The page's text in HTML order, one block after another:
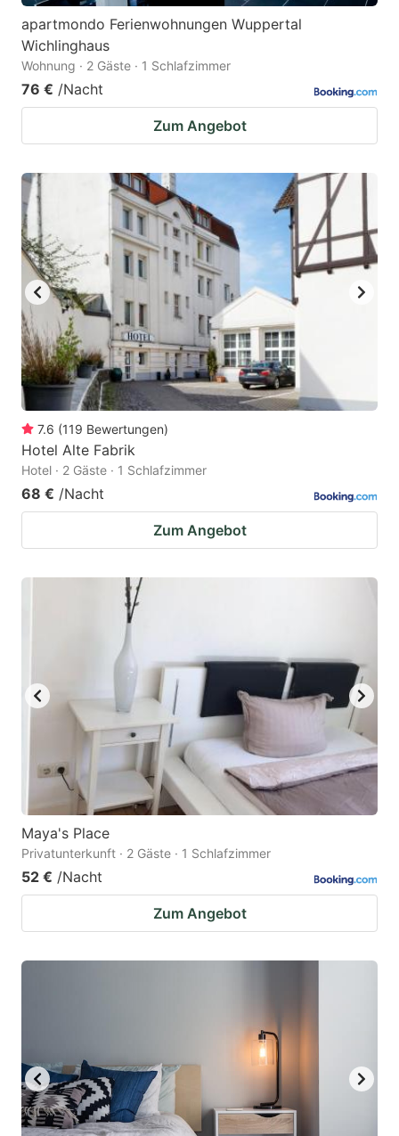
apartmondo Ferienwohnungen Wuppertal
Wichlinghaus
Wohnung · 2 Gäste · 1 Schlafzimmer
76 € /Nacht
Zum Angebot
7.6 (119 Bewertungen)
Hotel Alte Fabrik
Hotel · 2 Gäste · 1 Schlafzimmer
68 € /Nacht
Zum Angebot
Maya's Place
Privatunterkunft · 2 Gäste · 1 Schlafzimmer
52 € /Nacht
Zum Angebot